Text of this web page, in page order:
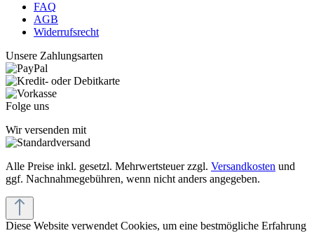
FAQ
AGB
Widerrufsrecht
Unsere Zahlungsarten
Folge uns
Wir versenden mit
Alle Preise inkl. gesetzl. Mehrwertsteuer zzgl. Versandkosten und
ggf. Nachnahmegebühren, wenn nicht anders angegeben.
Diese Website verwendet Cookies, um eine bestmögliche Erfahrung